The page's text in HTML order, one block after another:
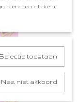
diensten of die u
Selectie toestaan
Nee, niet akkoord